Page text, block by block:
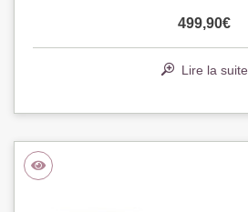
499,90€
Lire la suite